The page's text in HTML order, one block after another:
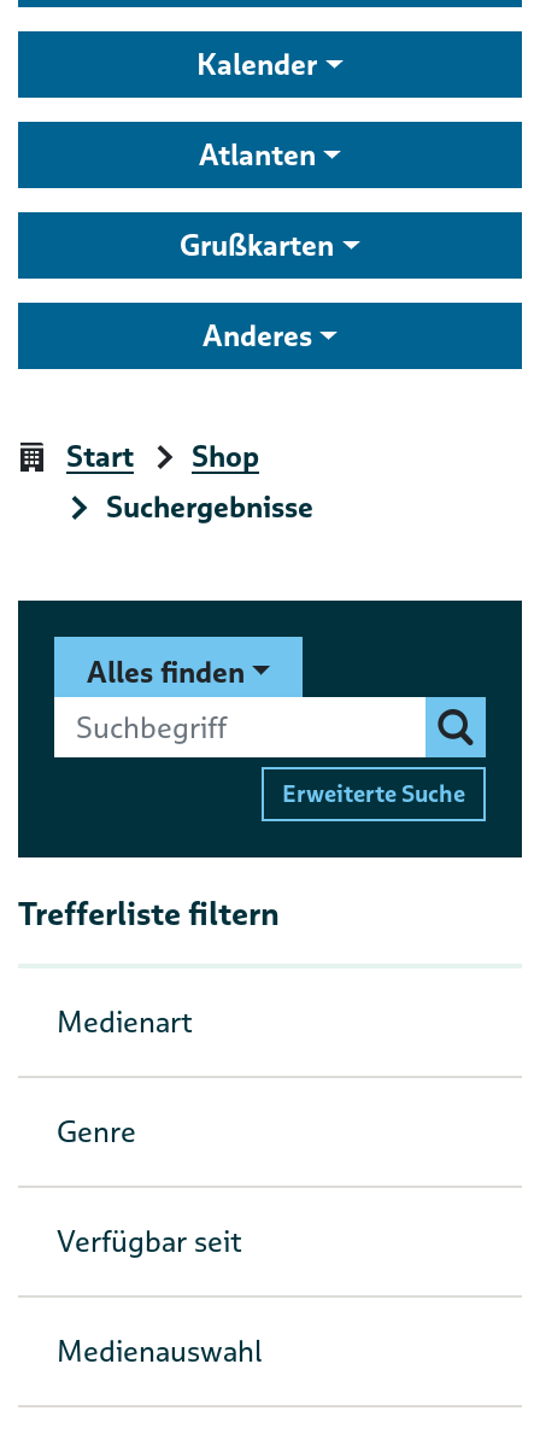
Kalender
Atlanten
Grußkarten
Anderes
Start
Shop
Suchergebnisse
Suchformular
Alles finden
Suchbegriff
Finden
Erweiterte Suche
Trefferliste filtern
Medienart
Genre
Verfügbar seit
Medienauswahl